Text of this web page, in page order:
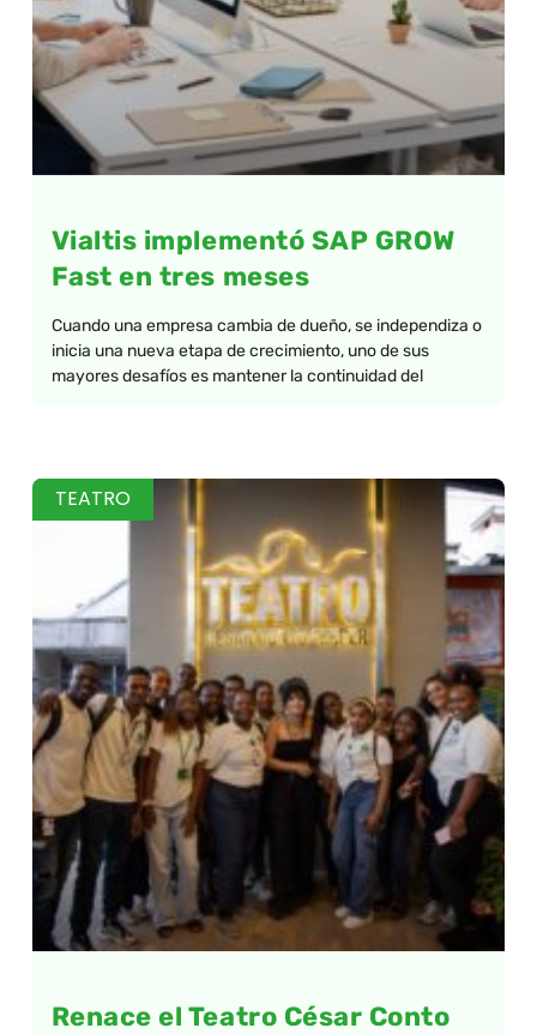
Vialtis implementó SAP GROW
Fast en tres meses
Cuando una empresa cambia de dueño, se independiza o
inicia una nueva etapa de crecimiento, uno de sus
mayores desafíos es mantener la continuidad del
TEATRO
Renace el Teatro César Conto